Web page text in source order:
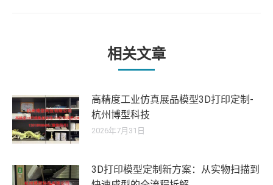
章：
相关文章
高精度工业仿真展品模型3D打印定制-
杭州博型科技
2026年7月31日
3D打印模型定制新方案：从实物扫描到